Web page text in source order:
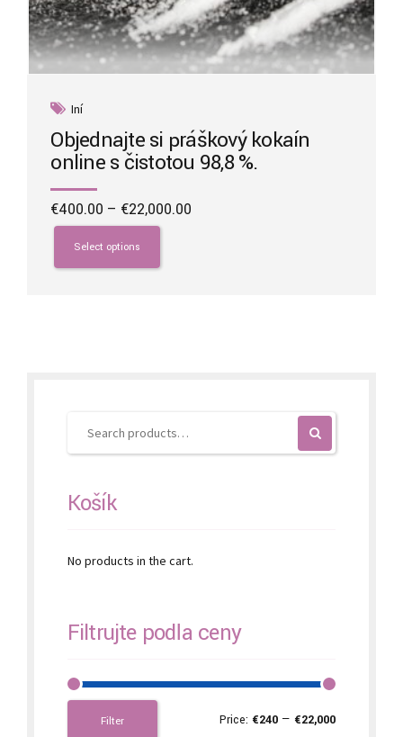
Iní
Objednajte si práškový kokaín
online s čistotou 98,8 %.
€400.00 – €22,000.00
Select options
This
product
has
product
Košík
No products in the cart.
Filtrujte podľa ceny
Filter Price: €240 — €22,000